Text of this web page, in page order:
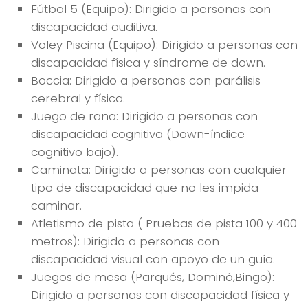
Fútbol 5 (Equipo): Dirigido a personas con
discapacidad auditiva.
Voley Piscina (Equipo): Dirigido a personas con
discapacidad física y síndrome de down.
Boccia: Dirigido a personas con parálisis
cerebral y física.
Juego de rana: Dirigido a personas con
discapacidad cognitiva (Down-índice
cognitivo bajo).
Caminata: Dirigido a personas con cualquier
tipo de discapacidad que no les impida
caminar.
Atletismo de pista ( Pruebas de pista 100 y 400
metros): Dirigido a personas con
discapacidad visual con apoyo de un guía.
Juegos de mesa (Parqués, Dominó,Bingo):
Dirigido a personas con discapacidad física y